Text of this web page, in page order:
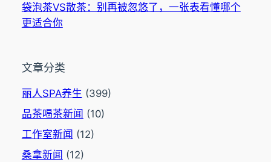
袋泡茶VS散茶：别再被忽悠了，一张表看懂哪个
更适合你
文章分类
丽人SPA养生 (399)
品茶喝茶新闻 (10)
工作室新闻 (12)
桑拿新闻 (12)